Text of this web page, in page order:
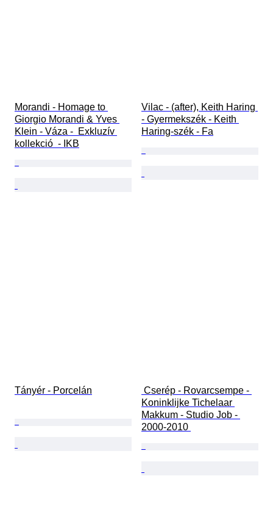
Morandi - Homage to
Giorgio Morandi & Yves
Klein - Váza -  Exkluzív
kollekció  - IKB
Vilac - (after), Keith Haring
- Gyermekszék - Keith
Haring-szék - Fa
Tányér - Porcelán
Koninklijke Tichelaar
Makkum - Studio Job -
2000-2010